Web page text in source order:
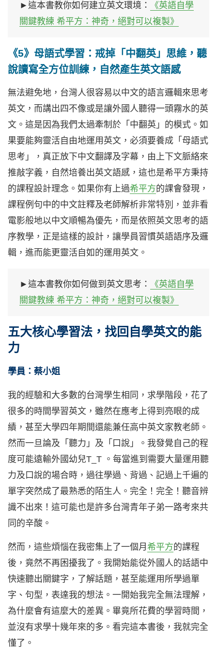
►這本書教你如何建立英文環境：
《英語自學
關鍵教練 希平方：神奇，絕對可以複製》
《5》母語式學習：戒掉「中翻英」思維，聽
說讀寫全方位訓練，自然產生英文語感
無法避免地，台灣人很容易以中文的語言邏輯來思考
英文，而講出四不像或是讓外國人聽得一頭霧水的英
文。這是因為我們太過牽制於「中翻英」的模式。如
果要能夠靈活自由地運用英文，必須要養成「母語式
思考」，真正放下中文翻譯及字幕，由上下文脈絡來
推敲字義，自然培養出英文語感，這也是希平方秉持
的課程設計理念。如果你有上過希平方的課會發現，
課程例句中的中文註釋及老師解析非常特別，並非看
電影般地以中文順暢為優先，而是依照英文思考的語
序教學，正是這樣的設計，讓學員習慣英語語序及邏
輯，進而能更靈活自如的運用英文。
►這本書教你如何做到英文思考：
《英語自學
關鍵教練 希平方：神奇，絕對可以複製》
五大核心學習法，找回自學英文的能
力
學員：蔡小姐
我的經驗和大多數的台灣學生相同，求學階段，花了
很多的時間學習英文，雖然在應考上得到亮眼的成
績，甚至大學四年期間還能兼任高中英文家教老師。
然而一旦論及「聽力」及「口說」。我發覺自己的程
度可能遠輸外國幼兒T_T 。每當進到需要大量運用聽
力及口說的場合時，過往學過、背過、記過上千遍的
單字突然成了最熟悉的陌生人。完全！完全！聽音辨
識不出來！這可能也是許多台灣青年子弟一路考來共
同的辛酸。
然而，這些煩惱在我密集上了一個月 希平方的課程
後，竟然不再困擾我了。我開始能從外國人的話語中
快速聽出關鍵字，了解話題，甚至能運用所學過單
字、句型，表達我的想法。一開始我完全無法理解，
為什麼會有這麼大的差異。畢竟所花費的學習時間，
並沒有求學十幾年來的多。看完這本書後，我就完全
懂了。